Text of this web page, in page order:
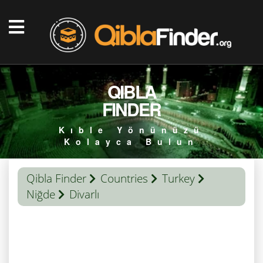
QIBLA
FINDER
Kıble Yönünüzü
Kolayca Bulun
Qibla Finder Countries
Turkey
Niğde
Divarlı